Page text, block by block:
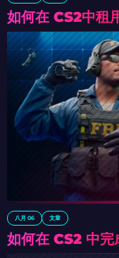
如何在 CS2中租
八月 06 文章
如何在 CS2 中